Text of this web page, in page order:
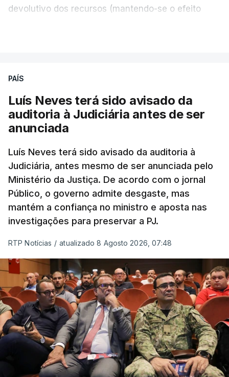
devolutivo dos recursos (mantendo-se o efeito
quanto à possibilidade de expulsar do país
cidadãos adultos em situação ilegal, se
tiverem filhos menores.
prazo de 60 dias, os imigrantes terão que ser
libertados,ainda que os seus pedidos de asilo
tenham sido rejeitados pelas autoridades
competentes”, referem.
“Isto é de uma enorme irresponsabilidade
poderem entrar e residir legalmente em Portugal”,
acrescenta, concluindo que“são exactamente
este tipo de actos políticos irresponsáveis que
produzem o designado efeito de chamada, ou
por outras palavras, são estes buracos na lei
que são usados pelas redes de tráfico de seres
humanos para trazer pessoas para a Europa”.
PAÍS
Luís Neves terá sido avisado da
auditoria à Judiciária antes de ser
anunciada
Luís Neves terá sido avisado da auditoria à
Judiciária, antes mesmo de ser anunciada pelo
Ministério da Justiça. De acordo com o jornal
Público, o governo admite desgaste, mas
mantém a confiança no ministro e aposta nas
investigações para preservar a PJ.
RTP Notícias / atualizado 8 Agosto 2026, 07:48